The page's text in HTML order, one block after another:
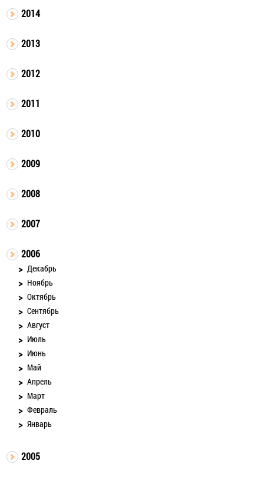
2014
2013
2012
2011
2010
2009
2008
2007
2006
Декабрь
Ноябрь
Октябрь
Сентябрь
Август
Июль
Июнь
Май
Апрель
Март
Февраль
Январь
2005